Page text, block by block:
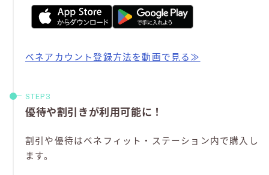
ベネアカウント登録方法を動画で見る≫
優待や割引きが利用可能に！
割引や優待はベネフィット・ステーション内で購入し
ます。